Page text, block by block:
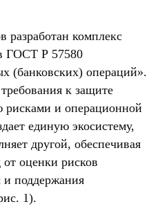
разработан комплекс
ГОСТ Р 57580
(банковских) операций».
к защите
и операционной
единую экосистему,
другой, обеспечивая
от оценки рисков
поддержания
1).